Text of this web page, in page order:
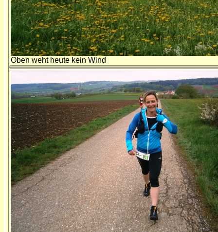
Oben weht heute kein Wind